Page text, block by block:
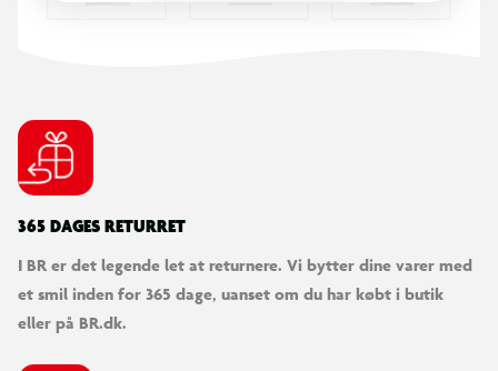
365 DAGES RETURRET
I BR er det legende let at returnere. Vi bytter dine varer med
et smil inden for 365 dage, uanset om du har købt i butik
eller på BR.dk.